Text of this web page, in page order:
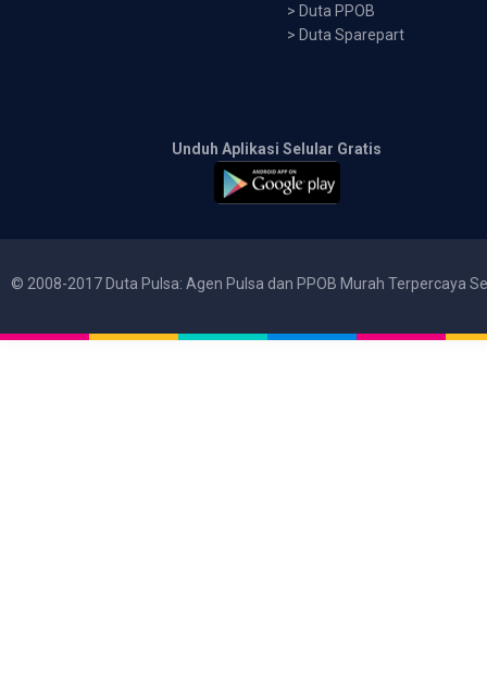
> Duta PPOB
> Duta Sparepart
Unduh Aplikasi Selular Gratis
© 2008-2017 Duta Pulsa: Agen Pulsa dan PPOB Murah Terpercaya